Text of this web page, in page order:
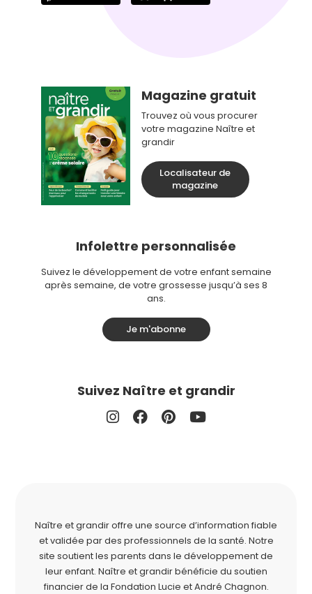
Magazine gratuit
Trouvez où vous procurer
votre magazine Naître et
grandir
Localisateur de
magazine
Infolettre personnalisée
Suivez le développement de votre enfant semaine
après semaine, de votre grossesse jusqu’à ses 8
ans.
Je m'abonne
Suivez Naître et grandir
Naître et grandir offre une source d’information fiable
et validée par des professionnels de la santé. Notre
site soutient les parents dans le développement de
leur enfant. Naître et grandir bénéficie du soutien
financier de la Fondation Lucie et André Chagnon.